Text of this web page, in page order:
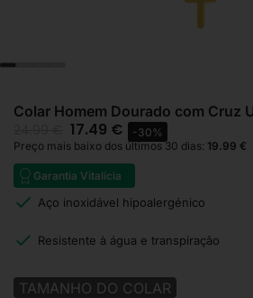
Colar Homem Dourado com Cruz
17.49 €
-30%
Preço mais baixo dos últimos 30 dias: 19.99 €
Garantia Vitalícia
Aço inoxidável hipoalergénico
Resistente à água e transpiração
TAMANHO DO COLAR